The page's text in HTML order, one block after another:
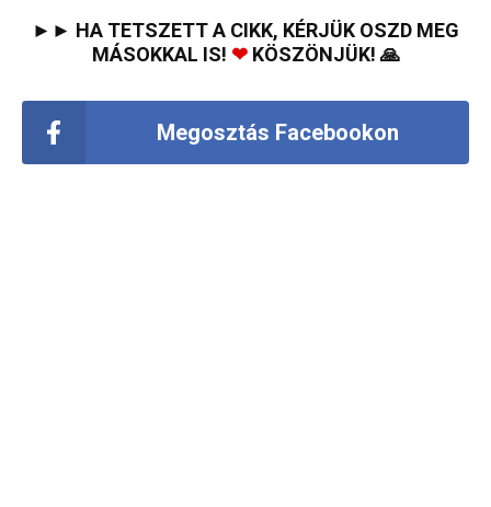
►► HA TETSZETT A CIKK, KÉRJÜK OSZD MEG
MÁSOKKAL IS! ❤KÖSZÖNJÜK! 🙏
Megosztás Facebookon